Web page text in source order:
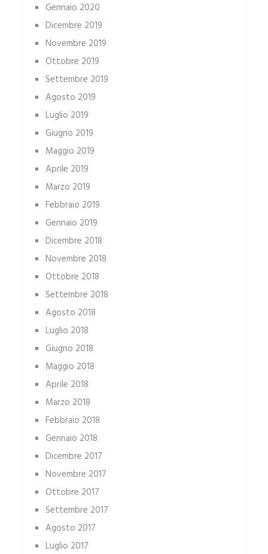
Gennaio 2020
Dicembre 2019
Novembre 2019
Ottobre 2019
Settembre 2019
Agosto 2019
Luglio 2019
Giugno 2019
Maggio 2019
Aprile 2019
Marzo 2019
Febbraio 2019
Gennaio 2019
Dicembre 2018
Novembre 2018
Ottobre 2018
Settembre 2018
Agosto 2018
Luglio 2018
Giugno 2018
Maggio 2018
Aprile 2018
Marzo 2018
Febbraio 2018
Gennaio 2018
Dicembre 2017
Novembre 2017
Ottobre 2017
Settembre 2017
Agosto 2017
Luglio 2017